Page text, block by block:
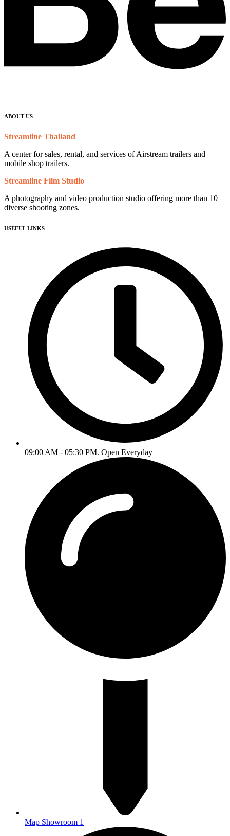
ABOUT US
Streamline Thailand
A center for sales, rental, and services of Airstream trailers and
mobile shop trailers.
Streamline Film Studio
A photography and video production studio offering more than 10
diverse shooting zones.
USEFUL LINKS
09:00 AM - 05:30 PM. Open Everyday
Map Showroom 1